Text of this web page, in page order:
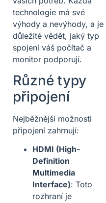
technologie má své
výhody a nevýhody, a je
důležité vědět, jaký typ
spojení váš počítač a
monitor podporují.
Různé typy
připojení
Nejběžnější možnosti
připojení zahrnují:
HDMI (High-
Definition
Multimedia
Interface): Toto
rozhraní je